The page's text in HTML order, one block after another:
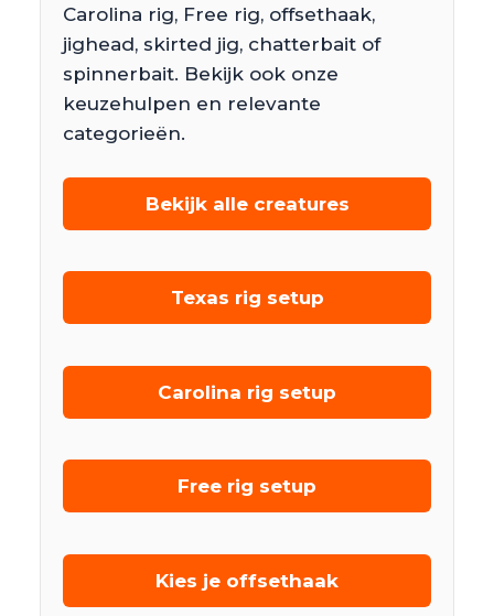
Carolina rig, Free rig, offsethaak,
jighead, skirted jig, chatterbait of
spinnerbait. Bekijk ook onze
keuzehulpen en relevante
categorieën.
Bekijk alle creatures
Texas rig setup
Carolina rig setup
Free rig setup
Kies je offsethaak